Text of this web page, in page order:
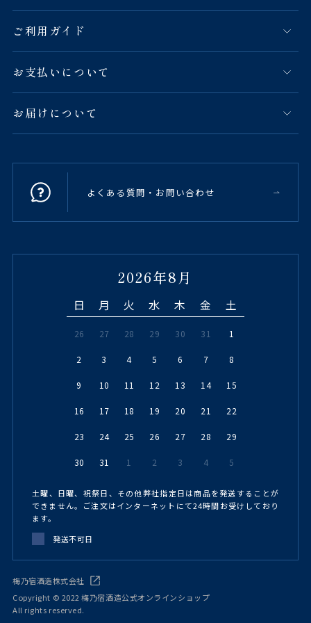
ご利用ガイド
お支払いについて
お届けについて
よくある質問・お問い合わせ
2026年8月
日 月 火 水 木 金 土
26 27 28 29 30 31 1
2 3 4 5 6 7 8
9 10 11 12 13 14 15
16 17 18 19 20 21 22
23 24 25 26 27 28 29
30 31 1 2 3 4 5
土曜、日曜、祝祭日、その他弊社指定日は商品を発送することが
できません。ご注文はインターネットにて24時間お受けしており
ます。
発送不可日
梅乃宿酒造株式会社
Copyright © 2022 梅乃宿酒造公式オンラインショップ
All rights reserved.